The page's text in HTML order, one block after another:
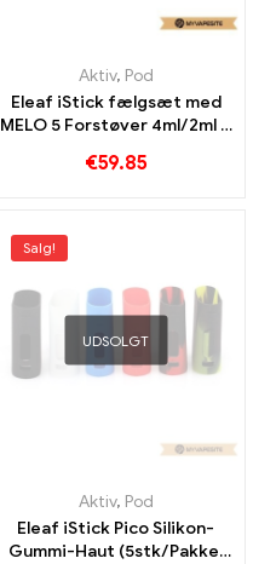
Aktiv, Pod
Eleaf iStick fælgsæt med
MELO 5 Forstøver 4ml/2ml &
Engros 丨 Custom
€59.85
Salg!
UDSOLGT
Aktiv, Pod
Eleaf iStick Pico Silikon-
Gummi-Haut (5stk/Pakke)